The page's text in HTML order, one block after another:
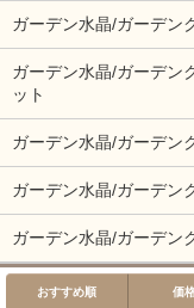
ガーデン水晶/ガーデ
ガーデン水晶/ガーデ
ット
ガーデン水晶/ガーデ
ガーデン水晶/ガーデ
ガーデン水晶/ガーデ
おすすめ順 価